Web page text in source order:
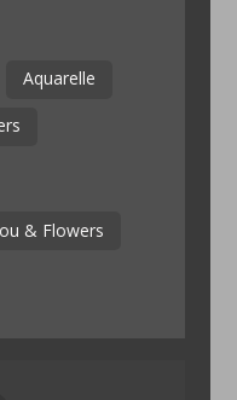
Aquarelle
& Flowers